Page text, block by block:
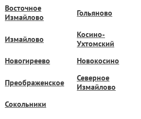
Восточное
Измайлово
Гольяново
Измайлово
Косино-
Ухтомский
Новогиреево Новокосино
Преображенское
Северное
Измайлово
Сокольники